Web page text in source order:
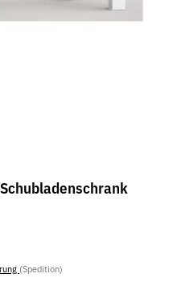
(Spedition)